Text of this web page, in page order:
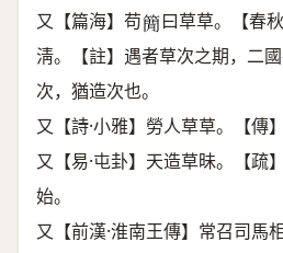
又【篇海】苟𥳑 曰草草。【春
淸。【註】遇者草次之期，二
次，猶造次也。
又【詩·小雅】勞人草草。【傳
又【易·屯卦】天造草昧。【疏
始。
又【前漢·淮南王傳】常召司馬